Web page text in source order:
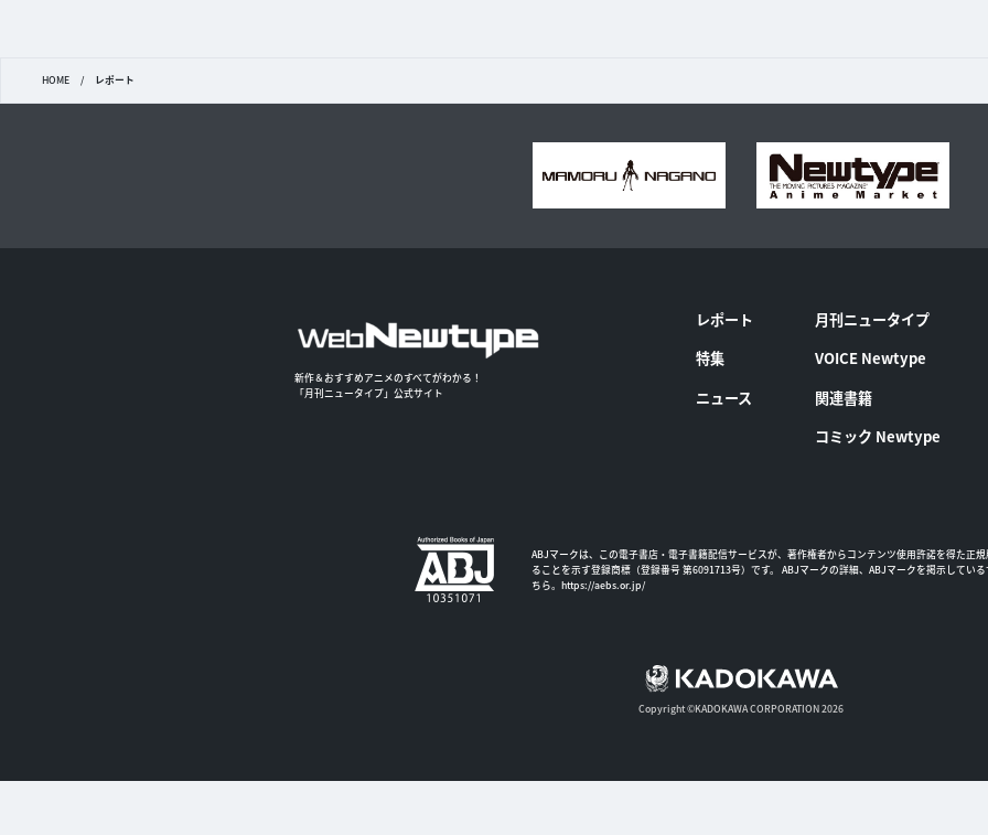
HOME / レポート
新作＆おすすめアニメのすべてがわかる！
「月刊ニュータイプ」公式サイト
レポート
特集
ニュース
月刊ニュータイプ
VOICE Newtype
関連書籍
コミック Newtype
ABJマークは、この電子書店・電子書籍配信サービスが、著作権者からコンテンツ使用許諾を得た正
ることを示す登録商標（登録番号 第6091713号）です。 ABJマークの詳細、ABJマークを掲示してい
ちら。 https://aebs.or.jp/
Copyright ©KADOKAWA CORPORATION 2026